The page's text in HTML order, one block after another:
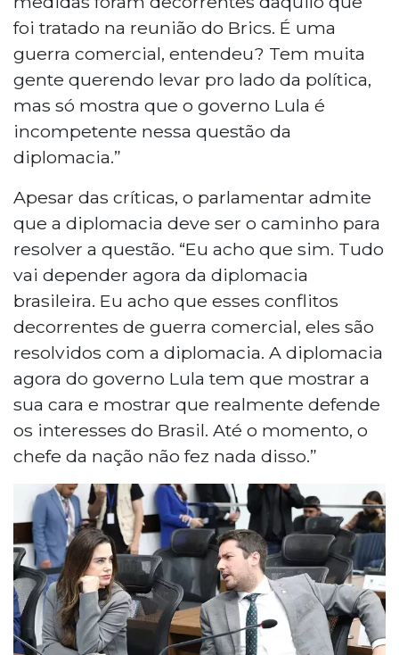
foi tratado na reunião do Brics. É uma
guerra comercial, entendeu? Tem muita
gente querendo levar pro lado da política,
mas só mostra que o governo Lula é
incompetente nessa questão da
diplomacia.”
Apesar das críticas, o parlamentar admite
que a diplomacia deve ser o caminho para
resolver a questão. “Eu acho que sim. Tudo
vai depender agora da diplomacia
brasileira. Eu acho que esses conflitos
decorrentes de guerra comercial, eles são
resolvidos com a diplomacia. A diplomacia
agora do governo Lula tem que mostrar a
sua cara e mostrar que realmente defende
os interesses do Brasil. Até o momento, o
chefe da nação não fez nada disso.”